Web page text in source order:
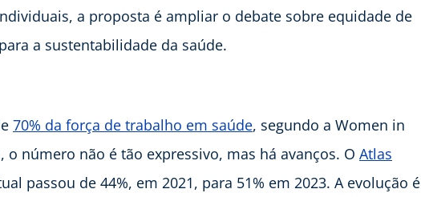
a proposta é ampliar o debate sobre equidade de
a sustentabilidade da saúde.
70% da força de trabalho em saúde, segundo a Women in
número não é tão expressivo, mas há avanços. O Atlas
passou de 44%, em 2021, para 51% em 2023. A evolução é